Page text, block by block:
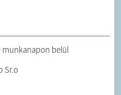
munkanapon belül
Sr.o